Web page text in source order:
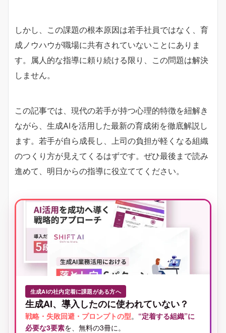
しかし、この課題の根本原因は若手社員ではなく、育
成ノウハウが職場に共有されていないことにありま
す。属人的な指導に頼り続ける限り、この問題は解決
しません。
この記事では、現代の若手が持つ心理的特徴を紐解き
ながら、生成AIを活用した最新の育成術を徹底解説し
ます。若手が自ら成長し、上司の負担が軽くなる組織
のつくり方が見えてくるはずです。ぜひ最後まで読み
進めて、明日からの指導に役立ててください。
生成AIの社内定着に課題がある方へ
生成AI、導入したのに使われていない？
戦略・失敗回避・プロンプトの型。 “定着する組織”に
必要な3要素を、無料の3冊に。